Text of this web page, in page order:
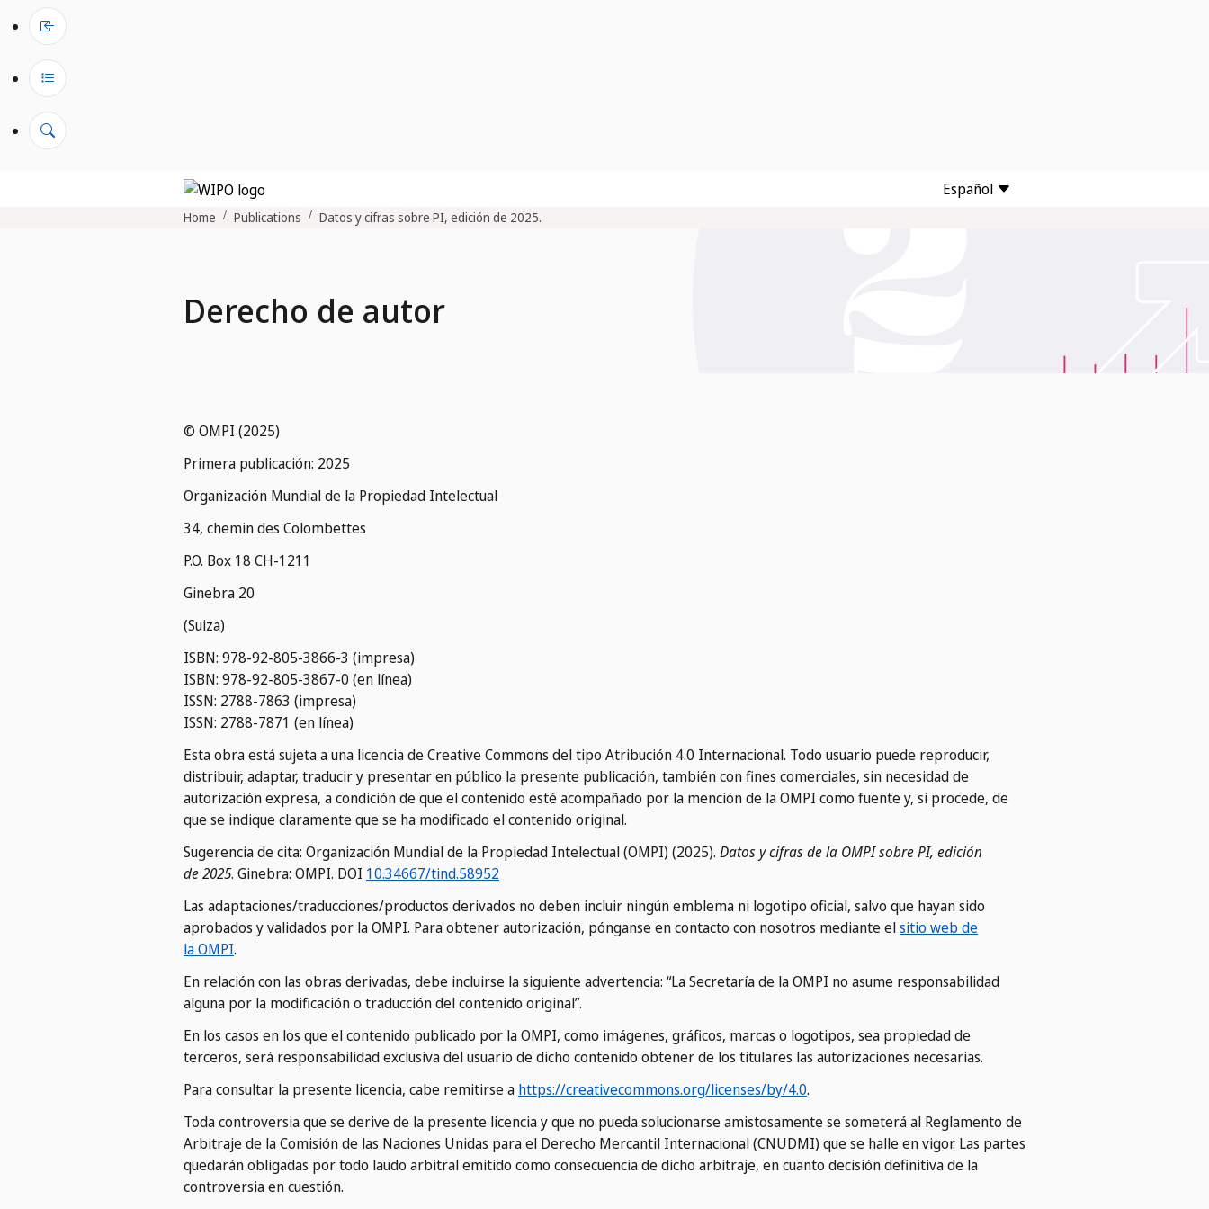
Español
Home Publications Datos y cifras sobre PI, edición de 2025.
Derecho de autor
© OMPI (2025)
Primera publicación: 2025
Organización Mundial de la Propiedad Intelectual
34, chemin des Colombettes
P.O. Box 18 CH-1211
Ginebra 20
(Suiza)
ISBN: 978-92-805-3866-3 (impresa)
ISBN: 978-92-805-3867-0 (en línea)
ISSN: 2788-7863 (impresa)
ISSN: 2788-7871 (en línea)
Esta obra está sujeta a una licencia de Creative Commons del tipo Atribución 4.0 Internacional. Todo usuario puede reproducir,
distribuir, adaptar, traducir y presentar en público la presente publicación, también con fines comerciales, sin necesidad de
autorización expresa, a condición de que el contenido esté acompañado por la mención de la OMPI como fuente y, si procede, de
que se indique claramente que se ha modificado el contenido original.
Sugerencia de cita: Organización Mundial de la Propiedad Intelectual (OMPI) (2025). Datos y cifras de la OMPI sobre PI, edición
de 2025. Ginebra: OMPI. DOI 10.34667/tind.58952
Las adaptaciones/traducciones/productos derivados no deben incluir ningún emblema ni logotipo oficial, salvo que hayan sido
aprobados y validados por la OMPI. Para obtener autorización, pónganse en contacto con nosotros mediante elsitio web de
la OMPI.
En relación con las obras derivadas, debe incluirse la siguiente advertencia: “La Secretaría de la OMPI no asume responsabilidad
alguna por la modificación o traducción del contenido original”.
En los casos en los que el contenido publicado por la OMPI, como imágenes, gráficos, marcas o logotipos, sea propiedad de
terceros, será responsabilidad exclusiva del usuario de dicho contenido obtener de los titulares las autorizaciones necesarias.
Para consultar la presente licencia, cabe remitirse a https://creativecommons.org/licenses/by/4.0.
Toda controversia que se derive de la presente licencia y que no pueda solucionarse amistosamente se someterá al Reglamento de
Arbitraje de la Comisión de las Naciones Unidas para el Derecho Mercantil Internacional (CNUDMI) que se halle en vigor. Las partes
quedarán obligadas por todo laudo arbitral emitido como consecuencia de dicho arbitraje, en cuanto decisión definitiva de la
controversia en cuestión.